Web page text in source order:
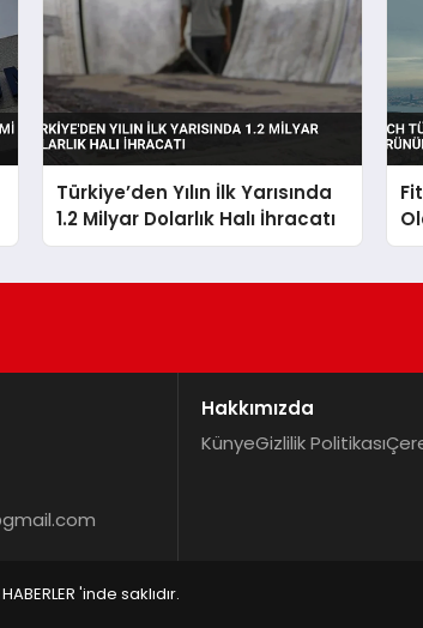
Türkiye’den Yılın İlk Yarısında
1.2 Milyar Dolarlık Halı İhracatı
Hakkımızda
KünyeGizlilik Politikası
'inde saklıdır.